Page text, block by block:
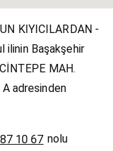
KIYICILARDAN -
ilinin Başakşehir
MAH.
A adresinden
10 67 nolu